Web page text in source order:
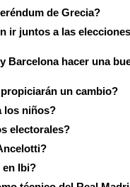
de Grecia?
ir juntos a las elecciones
Barcelona hacer una
un cambio?
los niños?
electorales?
en Ibi?